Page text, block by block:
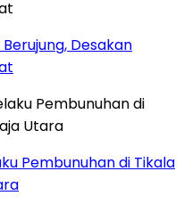
Desakan
Pembunuhan di Tikala